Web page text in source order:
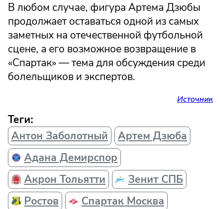
В любом случае, фигура Артема Дзюбы
продолжает оставаться одной из самых
заметных на отечественной футбольной
сцене, а его возможное возвращение в
«Спартак» — тема для обсуждения среди
болельщиков и экспертов.
Источник
Теги:
Антон Заболотный
Артем Дзюба
Адана Демирспор
Акрон Тольятти
Зенит СПБ
Ростов
Спартак Москва